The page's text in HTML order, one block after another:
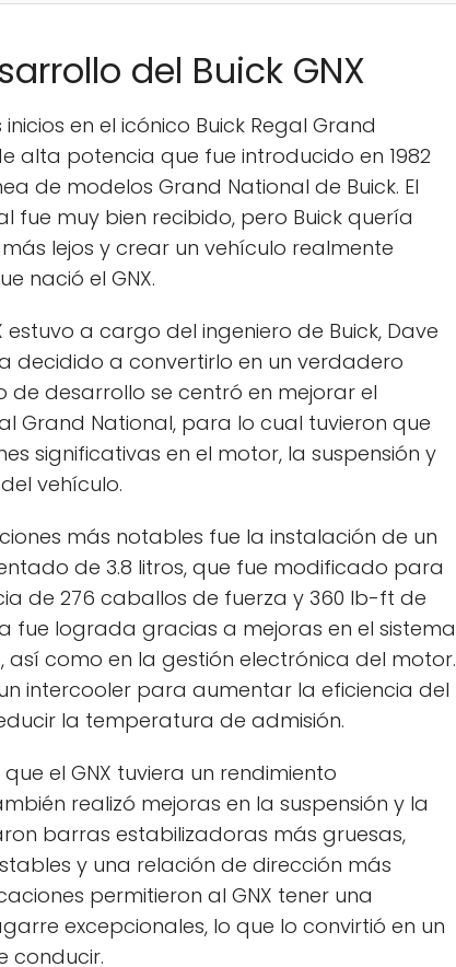
del Buick GNX
inicios en el icónico Buick Regal Grand
alta potencia que fue introducido en 1982
de modelos Grand National de Buick. El
fue muy bien recibido, pero Buick quería
lejos y crear un vehículo realmente
nació el GNX.
estuvo a cargo del ingeniero de Buick, Dave
decidido a convertirlo en un verdadero
de desarrollo se centró en mejorar el
Grand National, para lo cual tuvieron que
significativas en el motor, la suspensión y
vehículo.
más notables fue la instalación de un
de 3.8 litros, que fue modificado para
de 276 caballos de fuerza y 360 lb-ft de
fue lograda gracias a mejoras en el sistema
así como en la gestión electrónica del motor.
intercooler para aumentar la eficiencia del
la temperatura de admisión.
el GNX tuviera un rendimiento
realizó mejoras en la suspensión y la
barras estabilizadoras más gruesas,
y una relación de dirección más
permitieron al GNX tener una
excepcionales, lo que lo convirtió en un
conducir.